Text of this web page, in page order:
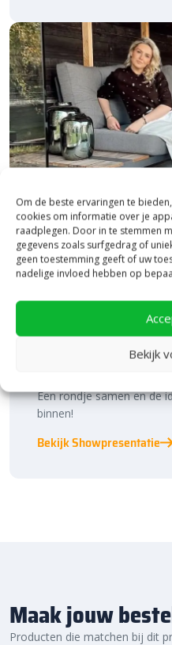
Om de beste ervaringen te
cookies om informatie over je
raadplegen. Door in te stemmen
gegevens zoals surfgedrag of
geen toestemming geeft of uw
nadelige invloed hebben op
Bekijk
Bezoek onze
inspiratie binnen
Laat je inspireren in ons
bestratingstrends, zie je
Een rondje samen en de
binnen!
Bekijk Showpresentatie
Maak jouw
Producten die matchen bij dit